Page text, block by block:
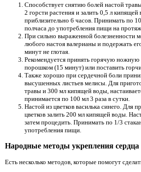
Способствует снятию болей настой
2 горсти растения и залить 0,5 л кипящей
приблизительно 6 часов. Принимать по
полчаса до употребления пищи на
При сильно выраженной болезненности
любого настоя валерианы и подержать
минут не глотая.
Рекомендуется принять горячую
порошком (15 минут) или поставить
Также хорошо при сердечной боли
высушенных листьев мелисы. Для
травы и 300 мл кипящей воды,
принимается по 100 мл 3 раза в сутки.
Настой из цветков василька синего. Для
цветков залить 200 мл кипящей воды.
затем процедить. Принимать по 1/3
употребления пищи.
Народные методы укрепления сердца
Есть несколько методов, которые помогут